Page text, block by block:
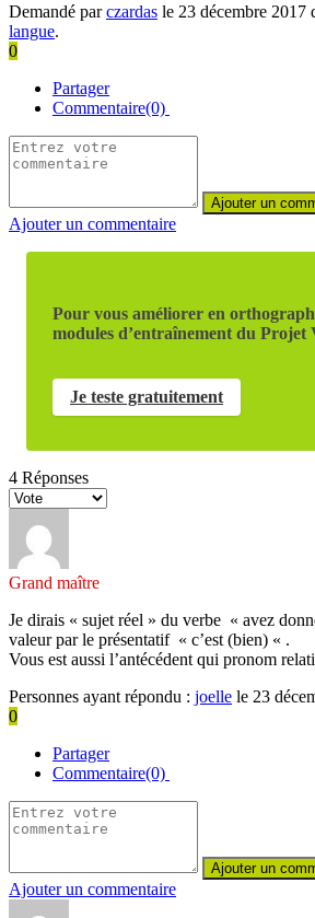
Demandé parczardas le 23 décembre 2017
langue.
0
Partager
Commentaire(0)
Ajouter un commentaire
Pour vous améliorer en
modules d’entraînement du Projet
Je teste gratuitement
4 Réponses
Grand maître
Je dirais « sujet réel » du verbe « avez
valeur par le présentatif « c’est (bien) « .
Vous est aussi l’antécédent qui pronom
Personnes ayant répondu : joelle le 23
0
Partager
Commentaire(0)
Ajouter un commentaire